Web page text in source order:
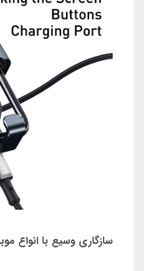
سازگاری وسیع با انواع